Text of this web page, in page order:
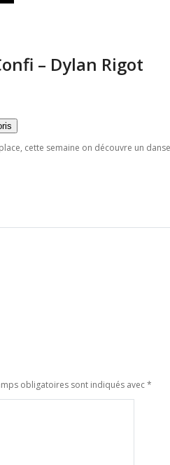
– Dylan Rigot
cette semaine on découvre un
obligatoires sont indiqués avec*